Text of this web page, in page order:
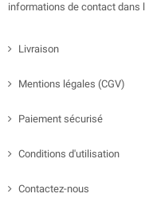
informations de contact dans
Livraison
Mentions légales (CGV)
Paiement sécurisé
Conditions d'utilisation
Contactez-nous